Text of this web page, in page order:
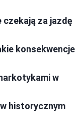
czekają za jazdę
konsekwencje
w
historycznym